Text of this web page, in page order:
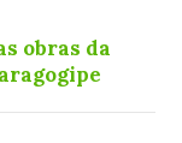
obras da